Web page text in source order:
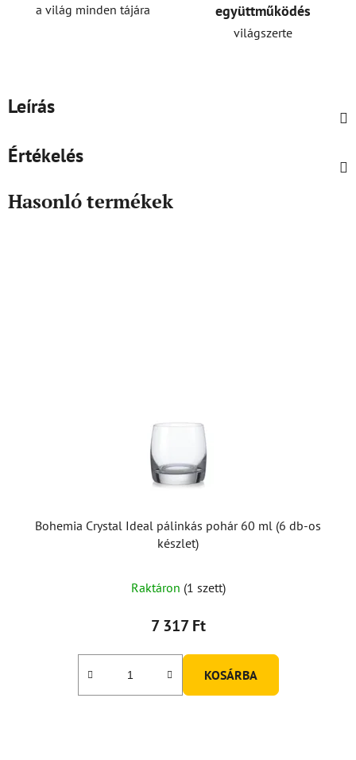
a világ minden tájára
együttműködés
világszerte
Leírás
Értékelés
Hasonló termékek
Bohemia Crystal Ideal pálinkás pohár 60 ml (6 db-os
készlet)
Raktáron (1 szett)
7 317 Ft
KOSÁRBA